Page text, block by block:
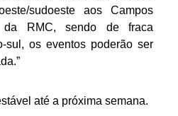
sudoeste aos Campos
RMC, sendo de fraca
sul, os eventos poderão ser
até a próxima semana.